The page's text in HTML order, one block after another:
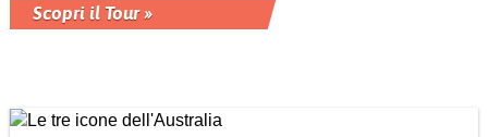
Scopri il Tour »